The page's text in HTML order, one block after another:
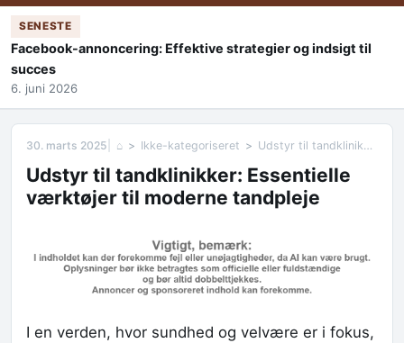
SENESTE
Facebook-annoncering: Effektive strategier og indsigt til
succes
6. juni 2026
30. marts 2025 ⌂ Ikke-kategoriseret Udstyr til tandklinikker: Essentielle værktøjer til moderne tandpleje
Udstyr til tandklinikker: Essentielle
værktøjer til moderne tandpleje
I en verden, hvor sundhed og velvære er i fokus,